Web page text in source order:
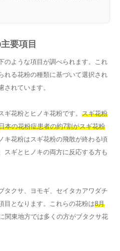
要項目
のような項目が調べられます。これ
れる花粉の種類に基づいて選択され
れています。
花粉とヒノキ花粉です。 スギ花粉
本の花粉症患者の約7割がスギ花粉
キ花粉はスギ花粉の飛散が終わる頃
スギとヒノキの両方に反応する方も
タクサ、ヨモギ、セイタカアワダチ
目となります。これらの花粉は8月
関東地方では多くの方がブタクサ花